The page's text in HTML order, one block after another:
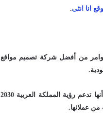
انا انثى.
أوامر من أفضل شركة تصميم مواقع
ذلك لأنها تقوم بصنع الأفكار وتنفذها باستخدام أساليب احترافية، وتعزز التواجد الرقمي بالإضافة إلى أنها تدعم رؤية المملكة العربية 2030
من عملائها.